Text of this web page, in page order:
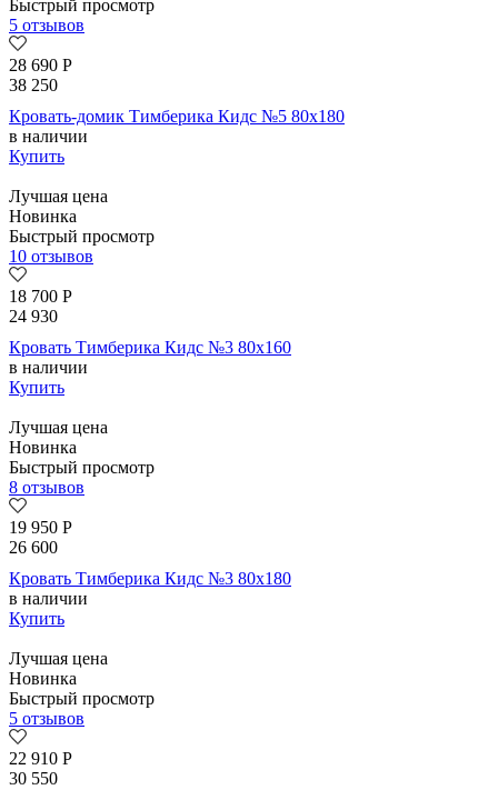
Быстрый просмотр
5 отзывов
28 690 Р
38 250
Кровать-домик Тимберика Кидс №5 80х180
в наличии
Купить
Лучшая цена
Новинка
Быстрый просмотр
10 отзывов
18 700 Р
24 930
Кровать Тимберика Кидс №3 80х160
в наличии
Купить
Лучшая цена
Новинка
Быстрый просмотр
8 отзывов
19 950 Р
26 600
Кровать Тимберика Кидс №3 80х180
в наличии
Купить
Лучшая цена
Новинка
Быстрый просмотр
5 отзывов
22 910 Р
30 550